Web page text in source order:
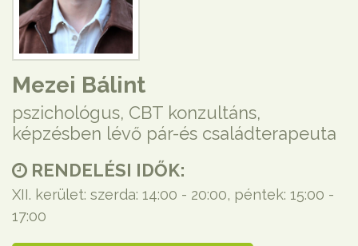
Mezei Bálint
pszichológus, CBT konzultáns,
képzésben lévő pár-és családterapeuta
RENDELÉSI IDŐK:
XII. kerület: szerda: 14:00 - 20:00, péntek: 15:00 -
17:00